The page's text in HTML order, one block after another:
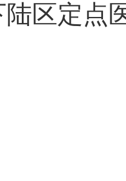
陆区定点